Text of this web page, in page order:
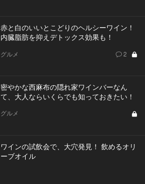
赤と白のいいとこどりのヘルシーワイン！
内臓脂肪を抑えデトックス効果も！
グルメ 2
密やかな西麻布の隠れ家ワインバーなん
て、大人ならいくらでも知っておきたい！
グルメ
ワインの試飲会で、大穴発見！ 飲めるオリ
ーブオイル